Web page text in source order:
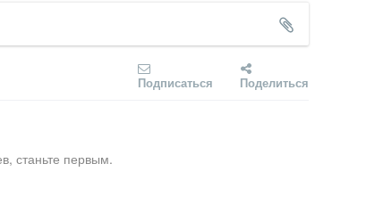
Подписаться Поделиться
станьте первым.